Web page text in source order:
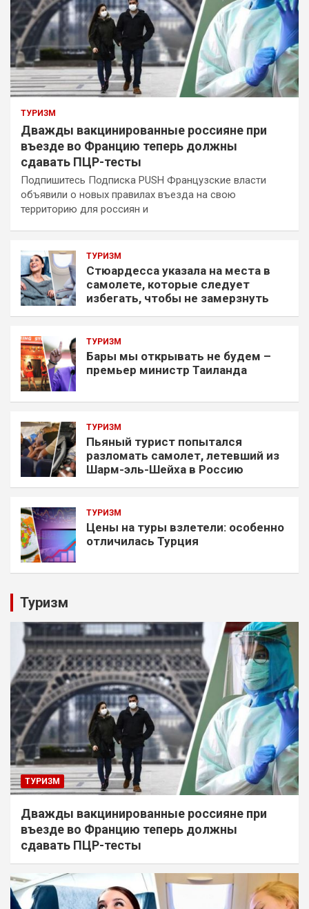
ТУРИЗМ
Дважды вакцинированные россияне при
въезде во Францию теперь должны
сдавать ПЦР-тесты
Подпишитесь Подписка PUSH Французские власти
объявили о новых правилах въезда на свою
территорию для россиян и
ТУРИЗМ
Стюардесса указала на места в
самолете, которые следует
избегать, чтобы не замерзнуть
ТУРИЗМ
Бары мы открывать не будем –
премьер министр Таиланда
ТУРИЗМ
Пьяный турист попытался
разломать самолет, летевший из
Шарм-эль-Шейха в Россию
ТУРИЗМ
Цены на туры взлетели: особенно
отличилась Турция
Туризм
ТУРИЗМ
Дважды вакцинированные россияне при
въезде во Францию теперь должны
сдавать ПЦР-тесты